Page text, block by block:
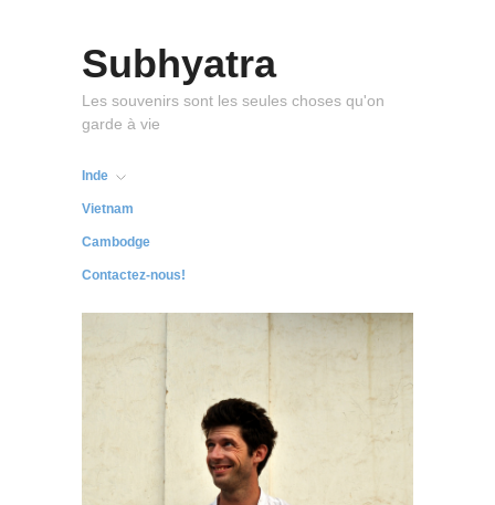
Subhyatra
Les souvenirs sont les seules choses qu'on
garde à vie
Inde
Vietnam
Cambodge
Contactez-nous!